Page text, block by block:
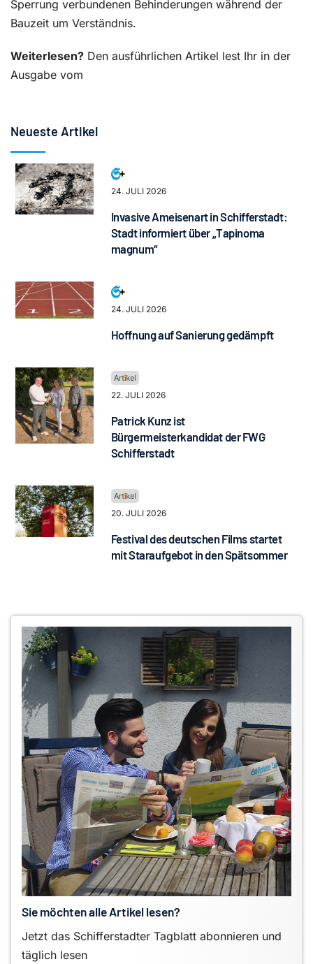
Sperrung verbundenen Behinderungen während der
Bauzeit um Verständnis.
Weiterlesen? Den ausführlichen Artikel lest Ihr in der
Ausgabe vom
Neueste Artikel
24. JULI 2026
Invasive Ameisenart in Schifferstadt:
Stadt informiert über „Tapinoma
magnum“
24. JULI 2026
Hoffnung auf Sanierung gedämpft
22. JULI 2026
Patrick Kunz ist
Bürgermeisterkandidat der FWG
Schifferstadt
20. JULI 2026
Festival des deutschen Films startet
mit Staraufgebot in den Spätsommer
Sie möchten alle Artikel lesen?
Jetzt das Schifferstadter Tagblatt abonnieren und
täglich lesen